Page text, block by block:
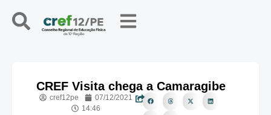
CREF Visita chega a Camaragibe
cref12pe
07/12/2021
14:46